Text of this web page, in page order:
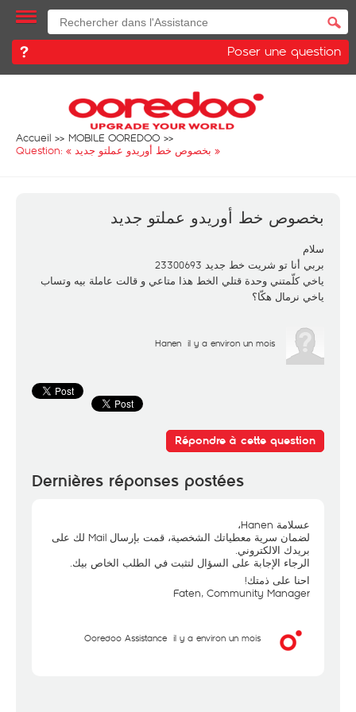
Poser une question
Accueil
MOBILE OOREDOO
Question: « بخصوص خط أوريدو عملتو جديد »
بخصوص خط أوريدو عملتو جديد
سلام
بربي أنا تو شريت خط جديد 23300693
ياخي كلّمتني وحدة قتلي الخط هذا متاعي و قالت عاملة بيه وتساب
ياخي نرمال هكّا؟
Hanen il y a environ un mois
Répondre à cette question
Dernières réponses postées
عسلامة Hanen،
لضمان سرية معطياتك الشخصية، قمت بإرسال Mail لك على
بريدك الالكتروني.
الرجاء الإجابة على السؤال لتثبت في الطلب الخاص بيك.
احنا على ذمتك!
Faten, Community Manager
Ooredoo Assistance il y a environ un mois